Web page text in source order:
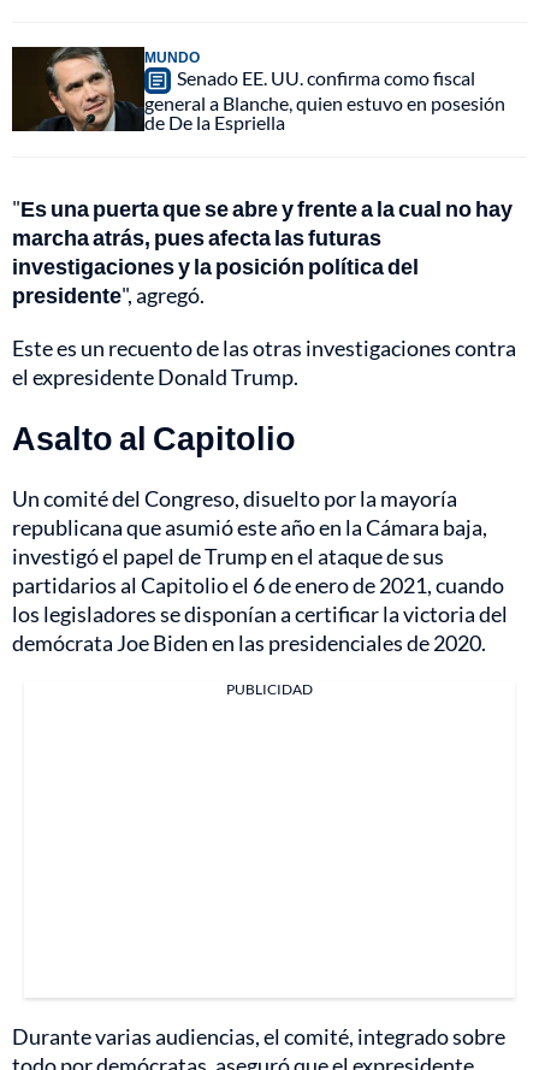
MUNDO
Senado EE. UU. confirma como fiscal
general a Blanche, quien estuvo en posesión
de De la Espriella
"Es una puerta que se abre y frente a la cual no hay
marcha atrás, pues afecta las futuras
investigaciones y la posición política del
presidente", agregó.
Este es un recuento de las otras investigaciones contra
el expresidente Donald Trump.
Asalto al Capitolio
Un comité del Congreso, disuelto por la mayoría
republicana que asumió este año en la Cámara baja,
investigó el papel de Trump en el ataque de sus
partidarios al Capitolio el 6 de enero de 2021, cuando
los legisladores se disponían a certificar la victoria del
demócrata Joe Biden en las presidenciales de 2020.
PUBLICIDAD
Durante varias audiencias, el comité, integrado sobre
todo por demócratas, aseguró que el expresidente